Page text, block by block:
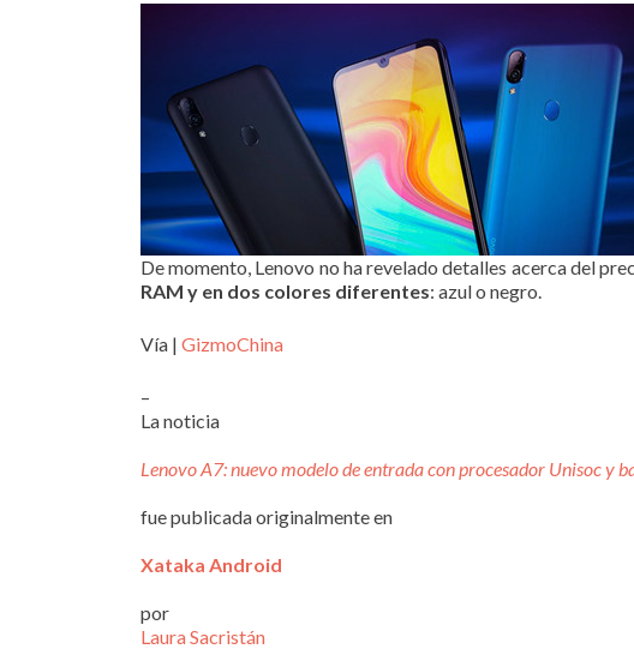
De momento, Lenovo no ha revelado detalles acerca del
RAM y en dos colores diferentes: azul o negro.
Vía | GizmoChina
–
La noticia
Lenovo A7: nuevo modelo de entrada con procesador Unisoc y
fue publicada originalmente en
Xataka Android
por
Laura Sacristán